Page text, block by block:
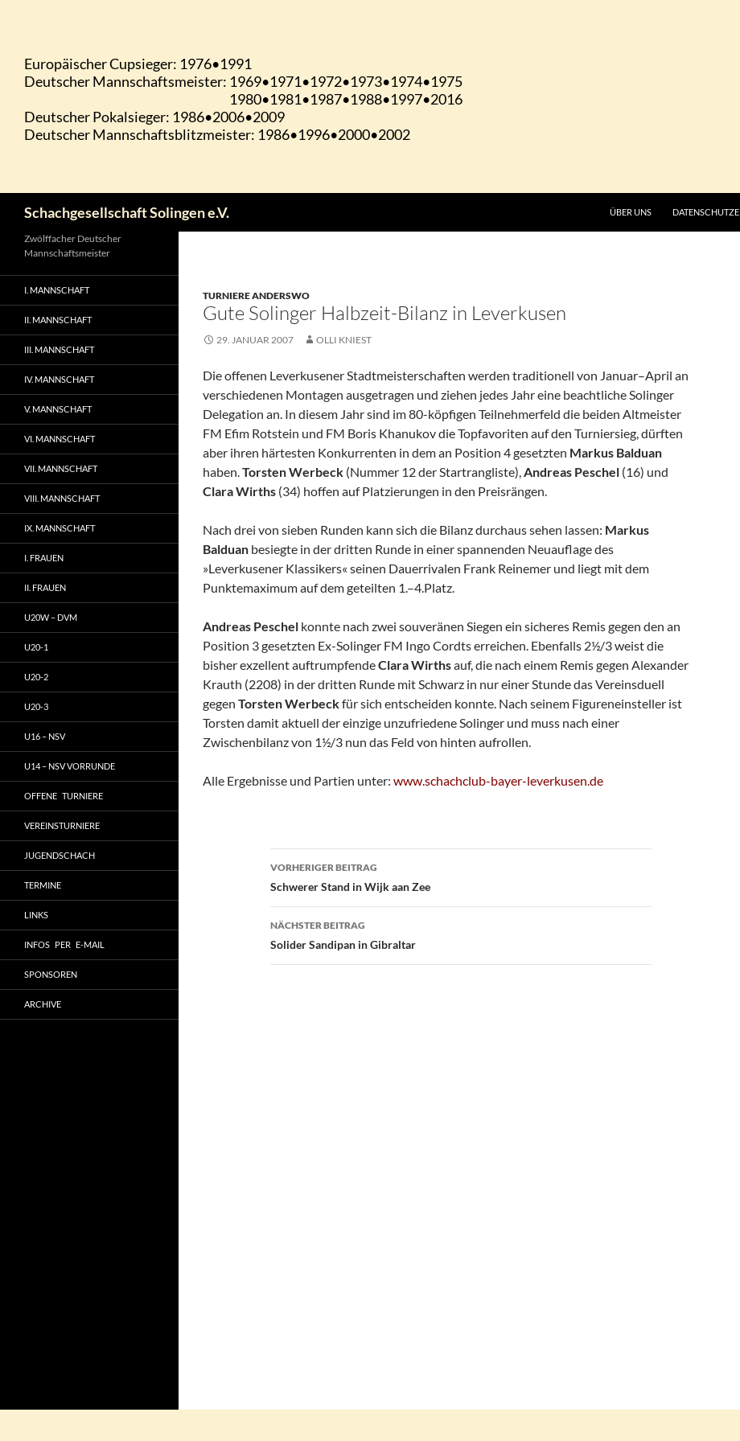
Schachgesellschaft Solingen e.V. ÜBER UNS
TURNIERE ANDERSWO
Gute Solinger Halbzeit-Bilanz in Leverkusen
29. JANUAR 2007 OLLI KNIEST
Die offenen Leverkusener Stadtmeisterschaften werden traditionell von Januar–April an
verschiedenen Montagen ausgetragen und ziehen jedes Jahr eine beachtliche Solinger
Delegation an. In diesem Jahr sind im 80-köpfigen Teilnehmerfeld die beiden Altmeister
FM Efim Rotstein und FM Boris Khanukov die Topfavoriten auf den Turniersieg, dürften
aber ihren härtesten Konkurrenten in dem an Position 4 gesetzten Markus Balduan
haben.TorstenWerbeck (Nummer 12 der Startrangliste),Andreas Peschel (16) und
Clara Wirths (34) hoffen auf Platzierungen in den Preisrängen.
Nach drei von sieben Runden kann sich die Bilanz durchaus sehen lassen: Markus
Balduan besiegte in der dritten Runde in einer spannenden Neuauflage des
»Leverkusener Klassikers« seinen Dauerrivalen Frank Reinemer und liegt mit dem
Punktemaximum auf dem geteilten 1.–4.Platz.
Andreas Peschel konnte nach zwei souveränen Siegen ein sicheres Remis gegen den an
Position 3 gesetzten Ex-Solinger FM Ingo Cordts erreichen. Ebenfalls 2½/3 weist die
bisher exzellent auftrumpfendeClara Wirthsauf, die nach einem Remis gegen Alexander
Krauth (2208) in der dritten Runde mit Schwarz in nur einer Stunde das Vereinsduell
gegen Torsten Werbeckfür sich entscheiden konnte. Nach seinem Figureneinsteller ist
Torsten damit aktuell der einzige unzufriedene Solinger und muss nach einer
Zwischenbilanz von 1½/3 nun das Feld von hinten aufrollen.
Alle Ergebnisse und Partien unter: www.schachclub-bayer-leverkusen.de
Beitragsnavigation
VORHERIGER BEITRAG
Schwerer Stand in Wijk aan Zee
NÄCHSTER BEITRAG
Solider Sandipan in Gibraltar
Zwölffacher Deutscher
Mannschaftsmeister
I. MANNSCHAFT
II. MANNSCHAFT
III. MANNSCHAFT
IV. MANNSCHAFT
V. MANNSCHAFT
VI. MANNSCHAFT
VII. MANNSCHAFT
VIII. MANNSCHAFT
IX. MANNSCHAFT
I. FRAUEN
II. FRAUEN
U20W – DVM
U20-1
U20-2
U20-3
U16 – NSV
U14 – NSV VORRUNDE
OFFENE TURNIERE
VEREINSTURNIERE
JUGENDSCHACH
TERMINE
LINKS
INFOS PER E-MAIL
SPONSOREN
ARCHIVE